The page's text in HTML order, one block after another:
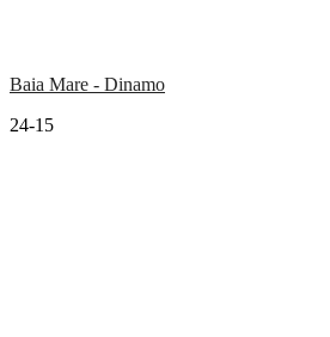
Baia Mare - Dinamo
24-15